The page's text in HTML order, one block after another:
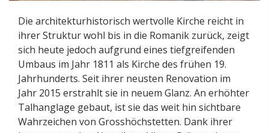
Die architekturhistorisch wertvolle Kirche reicht in
ihrer Struktur wohl bis in die Romanik zurück, zeigt
sich heute jedoch aufgrund eines tiefgreifenden
Umbaus im Jahr 1811 als Kirche des frühen 19.
Jahrhunderts. Seit ihrer neusten Renovation im
Jahr 2015 erstrahlt sie in neuem Glanz. An erhöhter
Talhanglage gebaut, ist sie das weit hin sichtbare
Wahrzeichen von Grosshöchstetten. Dank ihrer